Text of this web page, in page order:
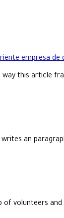
empresa de
way this article
an
of volunteers and